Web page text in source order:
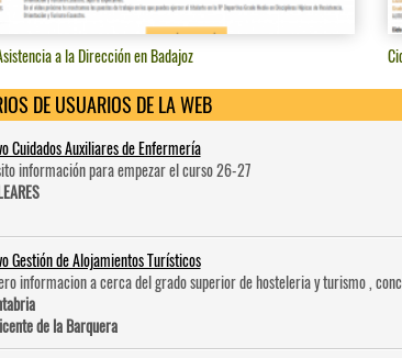
a la Dirección en Badajoz
DE USUARIOS DE LA WEB
Cuidados Auxiliares de Enfermería
información para empezar el curso 26-27
Gestión de Alojamientos Turísticos
informacion a cerca del grado superior de hosteleri­a y turismo ,
de la Barquera